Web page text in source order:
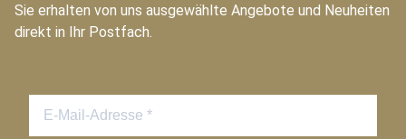
Sie erhalten von uns ausgewählte Angebote und Neuheiten
direkt in Ihr Postfach.